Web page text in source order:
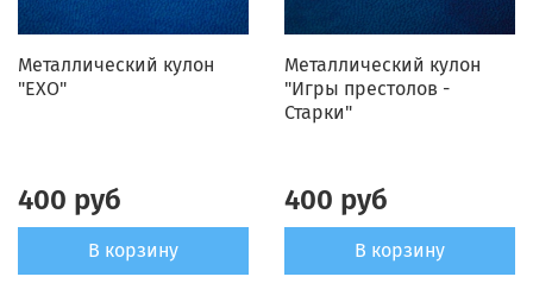
Металлический кулон
"ЕХО"
400 руб
В корзину
Металлический кулон
"Игры престолов -
Старки"
400 руб
В корзину